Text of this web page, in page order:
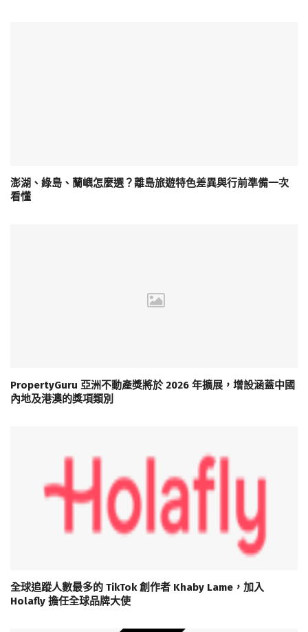
澎湖、綠島、蘭嶼怎麼選？離島旅遊特色差異與行前準備一次
看懂
PropertyGuru 亞洲不動產獎將於 2026 年擴展，增設涵蓋中國
內地及港澳的獎項類別
全球追蹤人數最多的 TikTok 創作者 Khaby Lame，加入
Holafly 擔任全球品牌大使